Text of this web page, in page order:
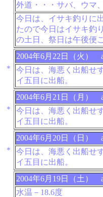
外道・・・サバ、ウマ
今日は、イサキ釣りに
たので今日はイサキ釣
の土日、祭日は午後便
＊
2004年6月22日（火）
今日は、海悪く出船せ
イ五目に出船。
＊
2004年6月21日（月）
今日は、海悪く出船せ
イ五目に出船。
＊
2004年6月20日（日）
今日は、海悪く出船せ
イ五目に出船。
2004年6月19日（土）
水温－18.6度